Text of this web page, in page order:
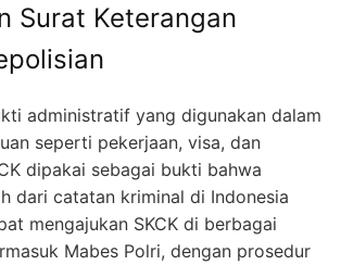
Surat Keterangan
administratif yang digunakan dalam
seperti pekerjaan, visa, dan
dipakai sebagai bukti bahwa
dari catatan kriminal di Indonesia
mengajukan SKCK di berbagai
Mabes Polri, dengan prosedur